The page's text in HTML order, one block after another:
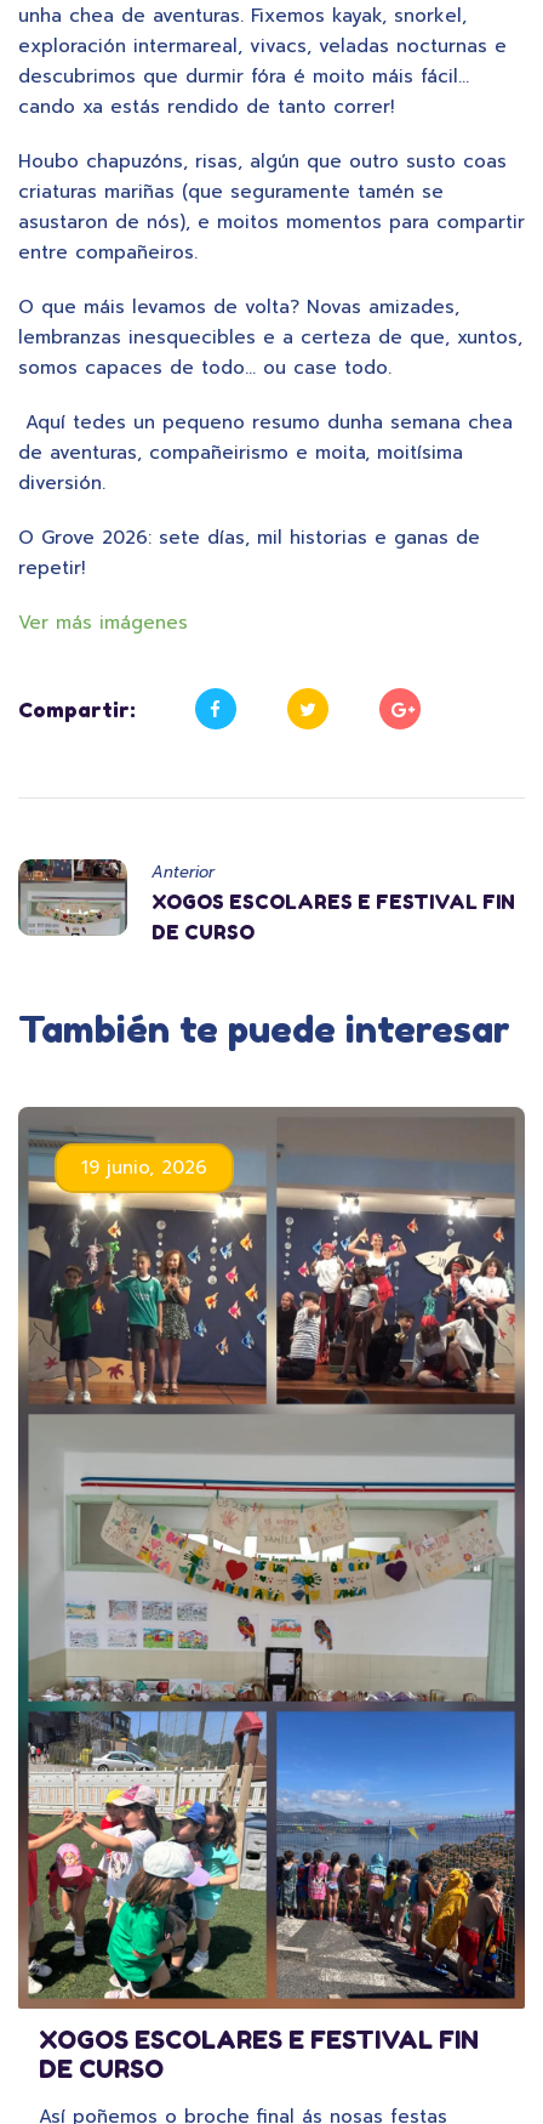
unha chea de aventuras. Fixemos kayak, snorkel,
exploración intermareal, vivacs, veladas nocturnas e
descubrimos que durmir fóra é moito máis fácil…
cando xa estás rendido de tanto correr!
Houbo chapuzóns, risas, algún que outro susto coas
criaturas mariñas (que seguramente tamén se
asustaron de nós), e moitos momentos para compartir
entre compañeiros.
O que máis levamos de volta? Novas amizades,
lembranzas inesquecibles e a certeza de que, xuntos,
somos capaces de todo… ou case todo.
Aquí tedes un pequeno resumo dunha semana chea
de aventuras, compañeirismo e moita, moitísima
diversión.
O Grove 2026: sete días, mil historias e ganas de
repetir!
Ver más imágenes
Compartir:
Anterior
XOGOS ESCOLARES E FESTIVAL FIN
DE CURSO
También te puede interesar
19 junio, 2026
XOGOS ESCOLARES E FESTIVAL FIN
DE CURSO
Así poñemos o broche final ás nosas festas